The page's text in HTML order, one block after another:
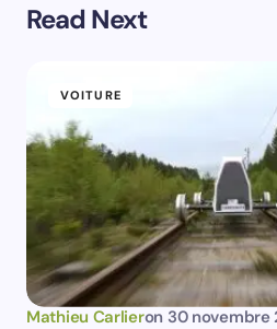
Votre adresse e-mail ne sera
champs obligatoires sont
Name *
Prévenez-moi de tous les
Prévenez-moi de tous les
mail.
Read Next
VOITURE
Mathieu Carlieron 30 novembre